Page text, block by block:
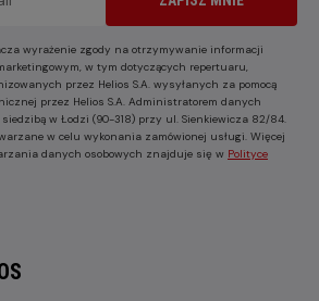
wyrażenie zgody na otrzymywanie informacji
w tym dotyczących repertuaru,
przez Helios S.A. wysyłanych za pomocą
przez Helios S.A. Administratorem danych
w Łodzi (90-318) przy ul. Sienkiewicza 82/84.
w celu wykonania zamówionej usługi. Więcej
danych osobowych znajduje się w Polityce